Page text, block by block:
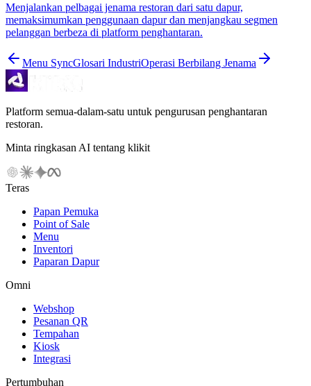
Menjalankan pelbagai jenama restoran dari satu dapur,
memaksimumkan penggunaan dapur dan menjangkau segmen
pelanggan berbeza di platform penghantaran.
Menu SyncGlosari IndustriOperasi Berbilang Jenama
Platform semua-dalam-satu untuk pengurusan penghantaran
restoran.
Minta ringkasan AI tentang klikit
Teras
Papan Pemuka
Point of Sale
Menu
Inventori
Paparan Dapur
Omni
Webshop
Pesanan QR
Tempahan
Kiosk
Integrasi
Pertumbuhan